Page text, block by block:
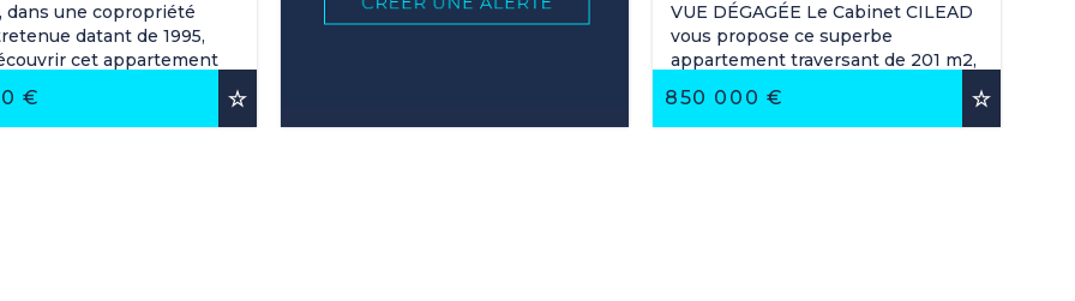
€
dans une copropriété
datant de 1995,
cet appartement
850 000 €
VUE DÉGAGÉE Le Cabinet CILEAD
vous propose ce superbe
appartement traversant de 201 m2,
ascenseur dans une belle ...